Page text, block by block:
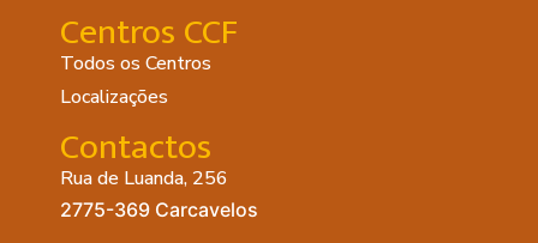
Centros CCF
Todos os Centros
Localizações
Contactos
Rua de Luanda, 256
2775-369 Carcavelos